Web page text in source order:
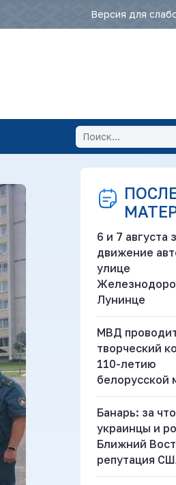
Версия для
6 и 7 августа
движение
улице
Лунинце
МВД
творческий
110-летию
белорусской
Банарь: за
украинцы и
Ближний
репутация